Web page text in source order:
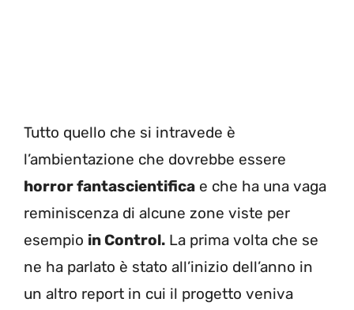
Tutto quello che si intravede è
l’ambientazione che dovrebbe essere
horror fantascientifica e che ha una vaga
reminiscenza di alcune zone viste per
esempio in Control. La prima volta che se
ne ha parlato è stato all’inizio dell’anno in
un altro report in cui il progetto veniva